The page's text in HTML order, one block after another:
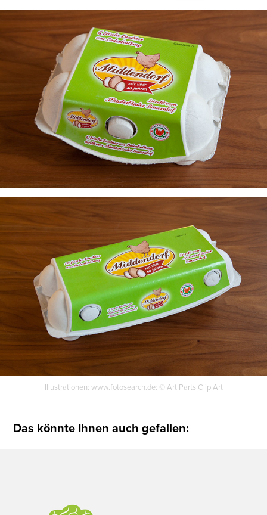
Illustrationen: www.fotosearch.de: © Art Parts Clip Art
Das könnte Ihnen auch gefallen: